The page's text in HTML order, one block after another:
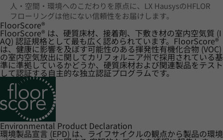
人・空間・環境へのこだわりを原点に、LX HausysのHFLOR
フローリングは他にない信頼性をお届けします。
FloorScore®
FloorScore® は、硬質床材、接着剤、下敷き材の室内空気質 (I
AQ) 認証規格として最も広く認められています。FloorScore®
は、健康に影響を及ぼす可能性のある揮発性有機化合物 (VOC)
の室内空気放出に関してカリフォルニア州で採用されている基
準に準拠しているかどうか、硬質床材および関連製品をテスト
して認証する自主的な独立認証プログラムです。
Environmental Product Declaration
環境製品宣言 (EPD) は、ライフサイクルの観点から製品の環境